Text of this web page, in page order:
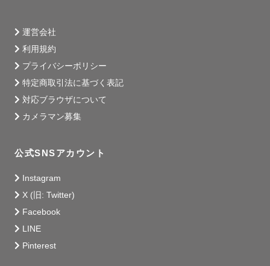
運営会社
利用規約
プライバシーポリシー
特定商取引法に基づく表記
対応ブラウザについて
カメラマン募集
公式SNSアカウント
Instagram
X (旧: Twitter)
Facebook
LINE
Pinterest